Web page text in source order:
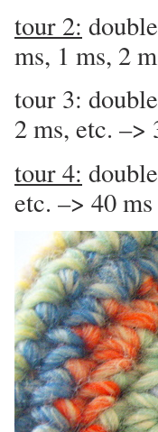
tour 2:
ms, 1 ms, 2
tour 3:
2 ms, etc. –>
tour 4:
etc. –> 40 ms